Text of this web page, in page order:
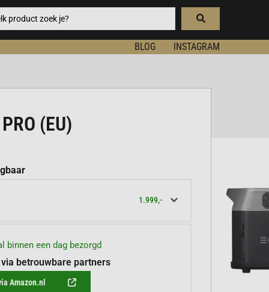
BLOG INSTAGRAM
(EU)
1.999,-
binnen een dag bezorgd
betrouwbare partners
Amazon.nl